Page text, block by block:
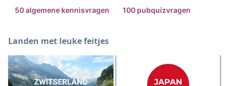
50 algemene kennisvragen
100 pubquizvragen
Landen met leuke feitjes